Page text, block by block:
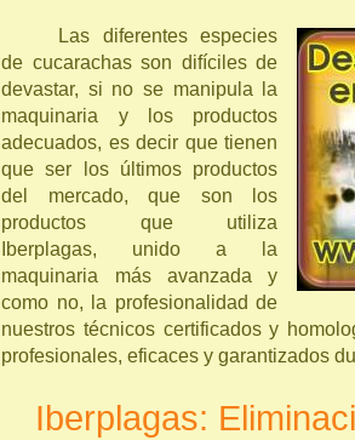
Las diferentes especies
de cucarachas son difíciles de
devastar, si no se manipula la
maquinaria y los productos
adecuados, es decir que tienen
que ser los últimos productos
del mercado, que son los
productos que utiliza
Iberplagas, unido a la
maquinaria más avanzada y
como no, la profesionalidad de
nuestros técnicos certificados y
profesionales, eficaces y garantizados
Iberplagas: